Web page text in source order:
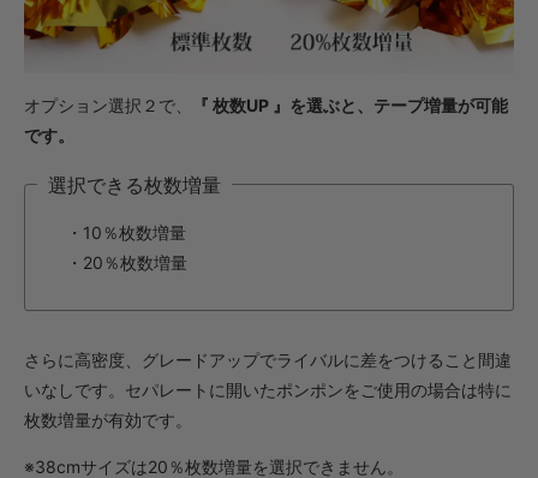
オプション選択２で、
『 枚数UP 』を選ぶと、テープ増量が可能
です。
選択できる枚数増量
・10％枚数増量
・20％枚数増量
さらに高密度、グレードアップでライバルに差をつけること間違
いなしです。セパレートに開いたポンポンをご使用の場合は特に
枚数増量が有効です。
※38cmサイズは20％枚数増量を選択できません。